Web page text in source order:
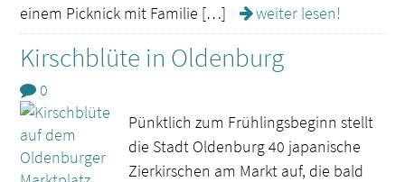
einem Picknick mit Familie […]
weiter lesen!
Kirschblüte in Oldenburg
0
Pünktlich zum Frühlingsbeginn stellt
die Stadt Oldenburg 40 japanische
Zierkirschen am Markt auf, die bald